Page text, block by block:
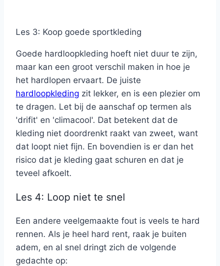
Les 3: Koop goede sportkleding
Goede hardloopkleding hoeft niet duur te zijn,
maar kan een groot verschil maken in hoe je
het hardlopen ervaart. De juiste
hardloopkleding zit lekker, en is een plezier om
te dragen. Let bij de aanschaf op termen als
'drifit' en 'climacool'. Dat betekent dat de
kleding niet doordrenkt raakt van zweet, want
dat loopt niet fijn. En bovendien is er dan het
risico dat je kleding gaat schuren en dat je
teveel afkoelt.
Les 4: Loop niet te snel
Een andere veelgemaakte fout is veels te hard
rennen. Als je heel hard rent, raak je buiten
adem, en al snel dringt zich de volgende
gedachte op: